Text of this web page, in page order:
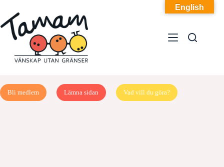
innehåll
Bli medlem Lämna sidan Vad vill du göra?
English